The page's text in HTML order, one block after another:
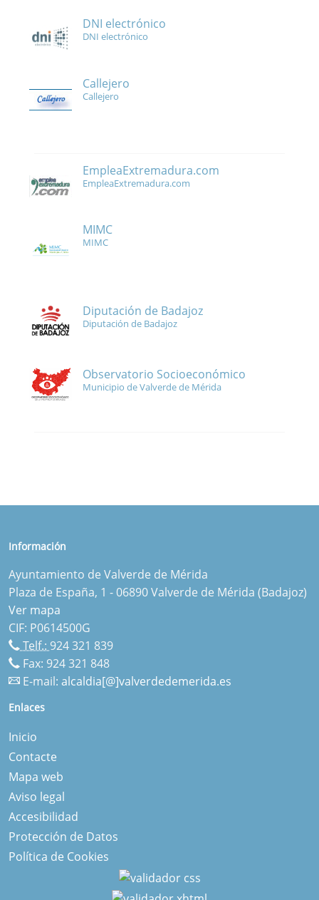
DNI electrónico
DNI electrónico
Callejero
Callejero
EmpleaExtremadura.com
EmpleaExtremadura.com
MIMC
MIMC
Diputación de Badajoz
Diputación de Badajoz
Observatorio Socioeconómico
Municipio de Valverde de Mérida
Información
Ayuntamiento de Valverde de Mérida
Plaza de España, 1 - 06890 Valverde de Mérida (Badajoz)
Ver mapa
CIF: P0614500G
Telf.: 924 321 839
Fax: 924 321 848
E-mail: alcaldia[@]valverdedemerida.es
Enlaces
Inicio
Contacte
Mapa web
Aviso legal
Accesibilidad
Protección de Datos
Política de Cookies